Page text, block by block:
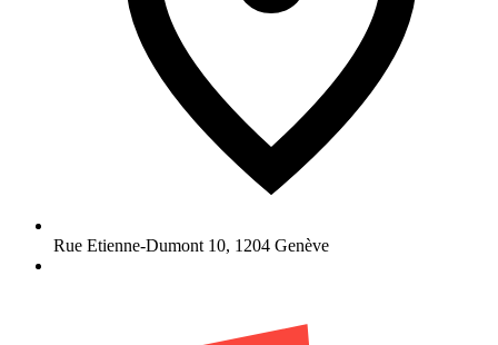
Rue Etienne-Dumont 10, 1204 Genève